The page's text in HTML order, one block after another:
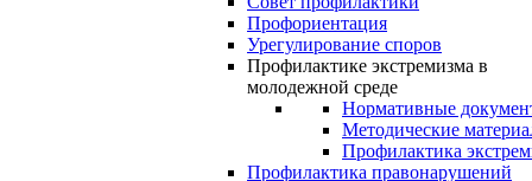
Профориентация
Урегулирование споров
Профилактике экстремизма в
молодежной среде
Нормативные
Методические
Профилактика
Профилактика правонарушений